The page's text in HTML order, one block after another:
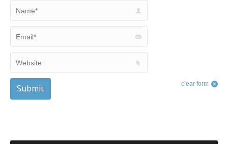
clear form
Submit